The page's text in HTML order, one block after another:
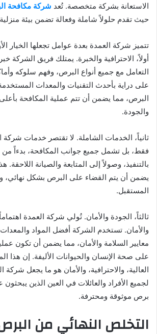
الاستعانة بشركة متخصصة. تُعد شركة مكافحة
حيث تقدم حلولاً شاملة وفعالة تضمن بيئة
تتميز شركة العمدة بعدة عوامل تجعلها الخيار
أولاً، الاحترافية والخبرة. يمتلك فريق الشركة
التعامل مع جميع أنواع البرص، وفهم سلوكه
على دراية بأحدث التقنيات والمعدات
البرص، مما يضمن أن تتم عملية المكافحة
والجودة.
ثانياً، الخدمات الشاملة. لا تقتصر خدمات
فقط، بل تشمل جميع جوانب المكافحة، بدءاً من
بالتنفيذ، وصولاً إلى المتابعة والصيانة اللاحقة.
يضمن أن يتم القضاء على البرص بشكل نهائي،
المستقبل.
ثالثاً، الجودة والأمان. تُولي شركة العمدة
والأمان. تستخدم الشركة أفضل المواد
معايير السلامة والأمان، مما يضمن أن تكون
على صحة الإنسان والحيوانات الأليفة. إن هذا
العالية، والاحترافية، والأمان هو ما يجعل شركة
لجميع الأفراد والعائلات في العين الذين
برص موثوقة ومحترفة.
التخلص النهائي من